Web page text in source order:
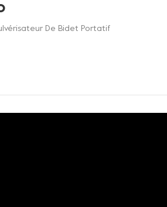
De Bidet Portatif